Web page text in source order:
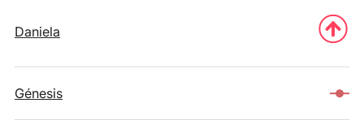
Daniela
Génesis